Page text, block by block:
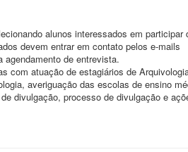
alunos interessados em participar
devem entrar em contato pelos e-mails
agendamento de entrevista.
com atuação de estagiários de
averiguação das escolas de ensino
divulgação, processo de divulgação e